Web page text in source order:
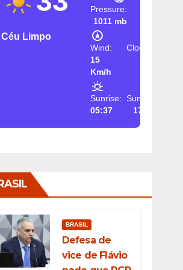
Céu Limpo
Pressure:
1011 mb
Wind:
15
Km/h
Clouds:
Sunrise:
05:37
Sunset:
17:26
BRASIL
Defesa de
vice de Flávio